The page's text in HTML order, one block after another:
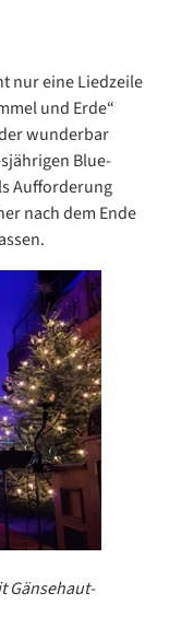
nur eine Liedzeile
und Erde“
wunderbar
Blue-
Aufforderung
nach dem Ende
Gänsehaut-